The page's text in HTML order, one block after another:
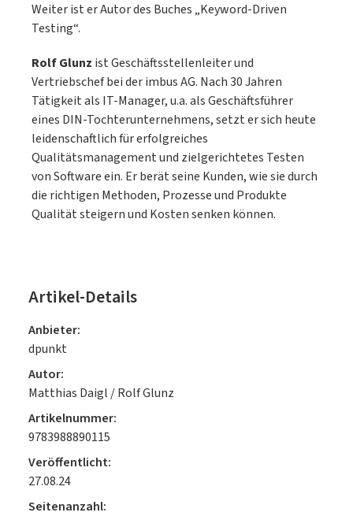
Weiter ist er Autor des Buches „Keyword-Driven
Testing“.
Rolf Glunz ist Geschäftsstellenleiter und
Vertriebschef bei der imbus AG. Nach 30 Jahren
Tätigkeit als IT-Manager, u.a. als Geschäftsführer
eines DIN-Tochterunternehmens, setzt er sich heute
leidenschaftlich für erfolgreiches
Qualitätsmanagement und zielgerichtetes Testen
von Software ein. Er berät seine Kunden, wie sie durch
die richtigen Methoden, Prozesse und Produkte
Qualität steigern und Kosten senken können.
Artikel-Details
Anbieter:
dpunkt
Autor:
Matthias Daigl / Rolf Glunz
Artikelnummer:
9783988890115
Veröffentlicht:
27.08.24
Seitenanzahl: